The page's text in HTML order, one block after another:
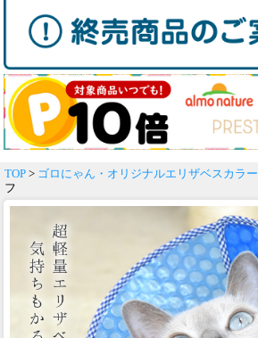
TOP > ゴロにゃん・オリジナルエリザベスカラー
フ